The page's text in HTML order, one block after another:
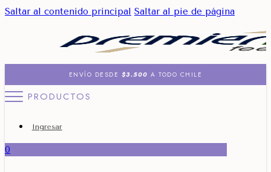
Saltar al contenido principal Saltar al pie de página
ENVÍO DESDE $3.500 A TODO CHILE
PRODUCTOS
Ingresar
0